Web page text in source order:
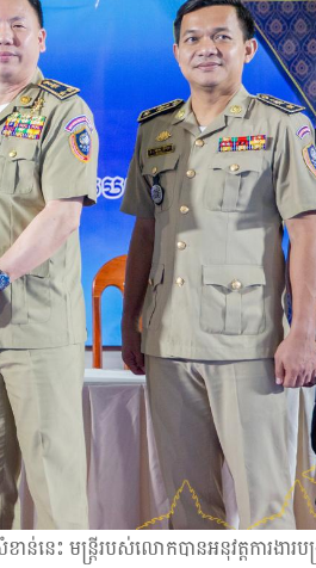
ះ មន្ត្រីរបស់លោកបានអនុវត្តការងារបង្